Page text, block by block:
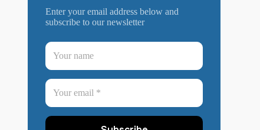
Enter your email address below and
subscribe to our newsletter